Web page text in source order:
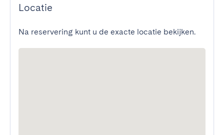
Locatie
Na reservering kunt u de exacte locatie bekijken.